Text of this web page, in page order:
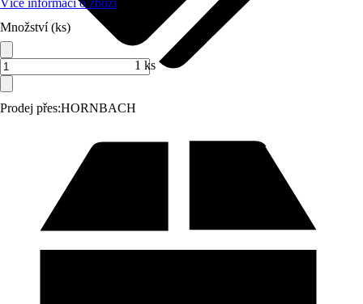
Prodej přes:HORNBACH
Více informací o zboží
Množství (ks)
1 ks